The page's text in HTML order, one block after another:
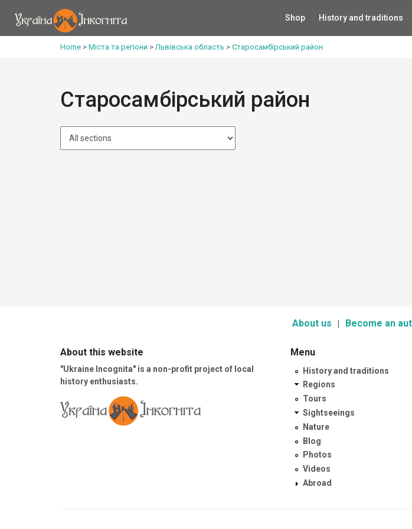
Shop History and traditions
Home > Міста та регіони >Львівська область > Старосамбірський район
Старосамбірський район
About us Become an
About this website
"Ukraine Incognita" is a non-profit project of local
history enthusiasts.
Menu
History and traditions
Regions
Tours
Sightseeings
Nature
Blog
Photos
Videos
Abroad